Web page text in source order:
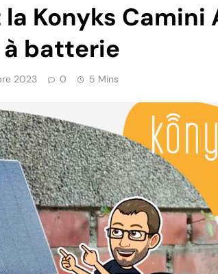
Konyks Camini
batterie
2023 0 5 Mins